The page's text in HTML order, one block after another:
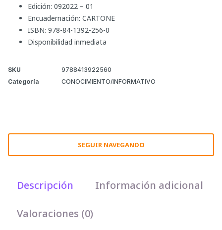
Edición: 092022 – 01
Encuadernación: CARTONE
ISBN: 978-84-1392-256-0
Disponibilidad inmediata
SKU
9788413922560
Categoría
CONOCIMIENTO/INFORMATIVO
SEGUIR NAVEGANDO
Descripción Información adicional
Valoraciones (0)